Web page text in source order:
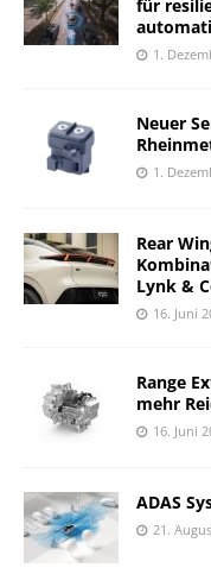
für
1.
Neuer
1.
Rear
Lynk &
16. Juni
Range
mehr
16. Juni
ADAS
21.